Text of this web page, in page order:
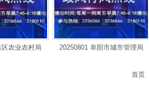
农业农村局 20250801 阜阳市城市管理局
首页